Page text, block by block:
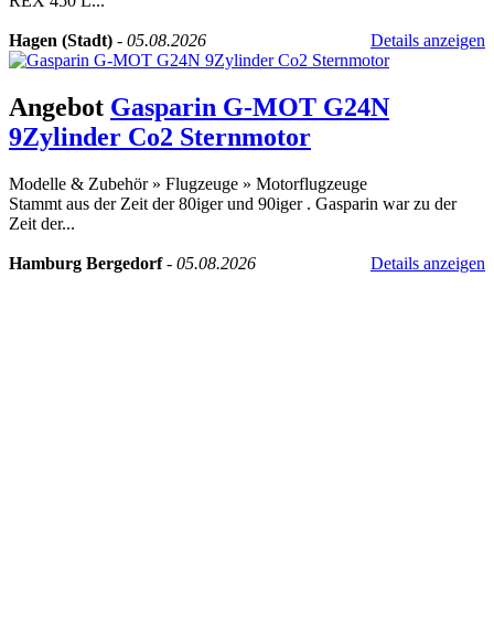
Hagen (Stadt) - 05.08.2026 Details anzeigen
Angebot Gasparin G-MOT G24N
9Zylinder Co2 Sternmotor
Modelle & Zubehör » Flugzeuge » Motorflugzeuge
Stammt aus der Zeit der 80iger und 90iger . Gasparin war zu der
Zeit der...
Hamburg Bergedorf- 05.08.2026 Details anzeigen